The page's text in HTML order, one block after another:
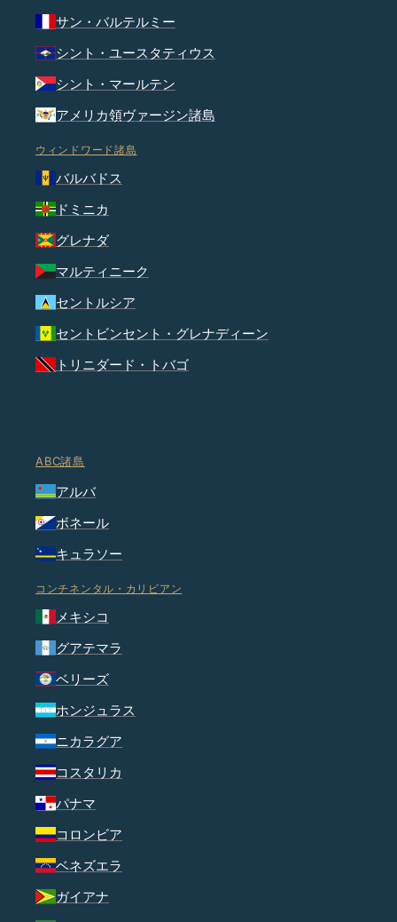
サン・バルテルミー
シント・ユースタティウス
シント・マールテン
アメリカ領ヴァージン諸島
ウィンドワード諸島
バルバドス
ドミニカ
グレナダ
マルティニーク
セントルシア
セントビンセント・グレナディーン
トリニダード・トバゴ
ABC諸島
アルバ
ボネール
キュラソー
コンチネンタル・カリビアン
メキシコ
グアテマラ
ベリーズ
ホンジュラス
ニカラグア
コスタリカ
パナマ
コロンビア
ベネズエラ
ガイアナ